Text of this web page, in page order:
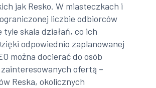
jak Resko. W miasteczkach i
liczbie odbiorców
tyle skala działań, co ich
odpowiednio zaplanowanej
można docierać do osób
ofertą –
Reska, okolicznych